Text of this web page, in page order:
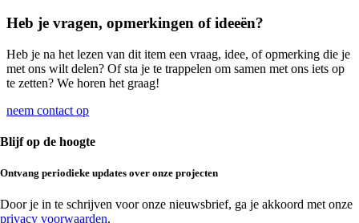
Heb je vragen, opmerkingen of ideeën?
Heb je na het lezen van dit item een vraag, idee, of opmerking die je
met ons wilt delen? Of sta je te trappelen om samen met ons iets op
te zetten? We horen het graag!
neem contact op
Blijf op de hoogte
Ontvang periodieke updates over onze projecten
Door je in te schrijven voor onze nieuwsbrief, ga je akkoord met onze
privacy voorwaarden.